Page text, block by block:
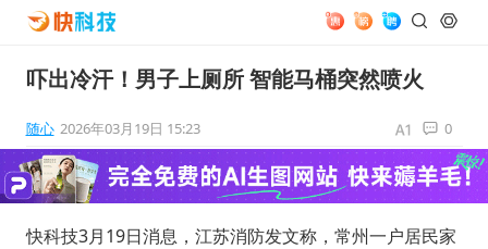
吓出冷汗！男子上厕所 智能马桶突然喷火
随心 2026年03月19日 15:23 0
快科技3月19日消息，江苏消防发文称，常州一户居民家